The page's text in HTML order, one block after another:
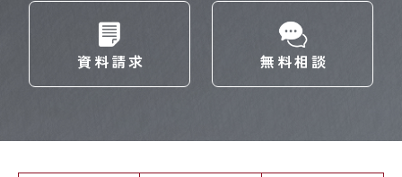
資料請求 無料相談